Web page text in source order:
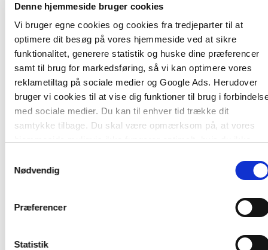
Denne hjemmeside bruger cookies
Vi bruger egne cookies og cookies fra tredjeparter til at
optimere dit besøg på vores hjemmeside ved at sikre
funktionalitet, generere statistik og huske dine præferencer
samt til brug for markedsføring, så vi kan optimere vores
reklametiltag på sociale medier og Google Ads. Herudover
bruger vi cookies til at vise dig funktioner til brug i
med sociale medier. Du kan til enhver tid trække dit
samtykke tilbage. Du skal være opmærksom på, at vores
Nødvendig
Præferencer
Statistik
vinkel byder på både teoretiske overvejelser og
inspiration til udvikling af en kompetent praksis.
Fælles for bidragene er, at de placerer sig i et
pædagogisk univers, der tager afsæt i et
kompetencefelt med fire pædagogiske
verdenshjørner – etik, dannelse, relationer og
metodologi. Det er nødvendigt at beskæftige sig
aktivt med dem alle for at skabe et trygt og
stimulerende miljø, hvor pædagoger hver for sig og
fagpersoner.
Målet med antologien er ikke at levere en færdig
opskrift på, hvordan man skal gribe den
konstant være i bevægelse og udfordres af